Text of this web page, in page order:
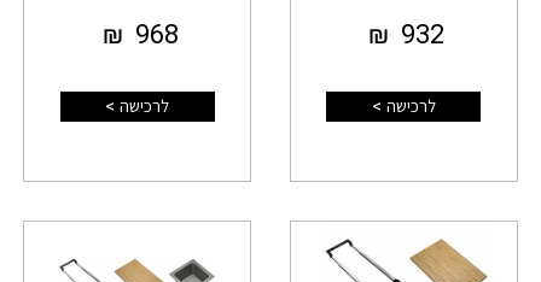
932
₪
לרכישה >
968
₪
לרכישה >